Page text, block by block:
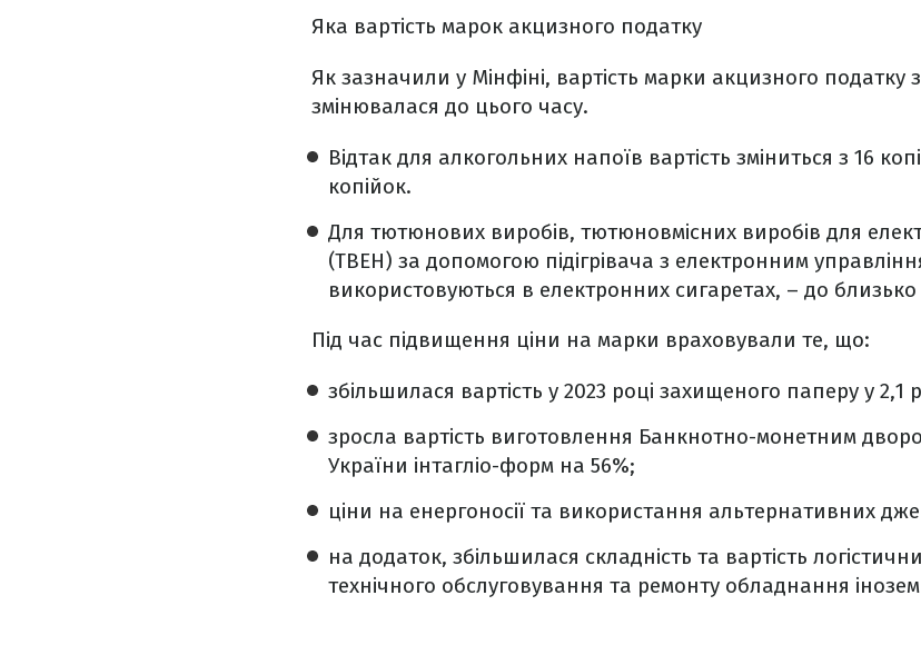
Яка вартість марок акцизного податку
Як зазначили у Мінфіні, вартість марки акцизного податку
змінювалася до цього часу.
Відтак для алкогольних напоїв вартість зміниться з 16
копійок.
Для тютюнових виробів, тютюновмісних виробів для
(ТВЕН) за допомогою підігрівача з електронним
використовуються в електронних сигаретах, – до близько
Під час підвищення ціни на марки враховували те, що:
збільшилася вартість у 2023 році захищеного паперу у 2,1
зросла вартість виготовлення Банкнотно-монетним
України інтагліо-форм на 56%;
ціни на енергоносії та використання альтернативних
на додаток, збільшилася складність та вартість
технічного обслуговування та ремонту обладнання